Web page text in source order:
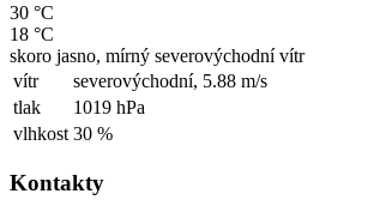
30 °C
18 °C
skoro jasno, mírný severovýchodní vítr
vítr
severovýchodní, 5.88 m/s
tlak
1019 hPa
vlhkost 30 %
Kontakty